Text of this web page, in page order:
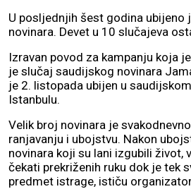
U posljednjih šest godina ubijeno
novinara. Devet u 10 slučajeva
Izravan povod za kampanju koja
je slučaj saudijskog novinara
je 2. listopada ubijen u
Istanbulu.
Velik broj novinara je
ranjavanju i ubojstvu. Nakon
novinara koji su lani izgubili život,
čekati prekriženih ruku dok je tek
predmet istrage, ističu